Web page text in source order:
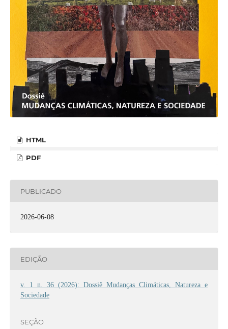
HTML
PDF
PUBLICADO
2026-06-08
EDIÇÃO
v. 1 n. 36 (2026): Dossiê Mudanças Climáticas, Natureza e
Sociedade
SEÇÃO